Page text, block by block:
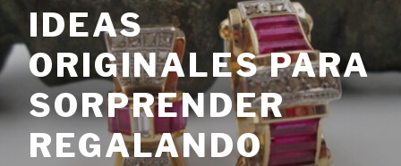
IDEAS
ORIGINALES PARA
SORPRENDER
REGALANDO